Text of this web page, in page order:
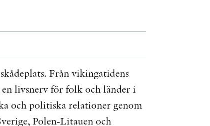
PEER REVIEW-PROCESSEN
Från vikingatidens
livsnerv för folk och länder i
och politiska relationer genom
Polen-Litauen och